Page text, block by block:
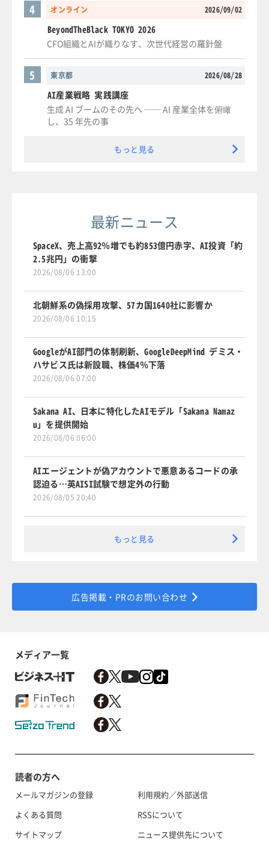
オンライン 2026/09/02
4
BeyondTheBlack TOKYO 2026
CFO組織とAIが織りなす、次世代経営の羅針盤
東京都 2026/08/28
5
AI産業戦略 実践講座
生成 AI ブームのその先へ ── AI 産業全体を俯瞰
し、35 年先の事
もっと見る
最新ニュース
SpaceX、売上高92％増でも約853億円赤字、AI投資「約
2.5兆円」の衝撃
2026/08/06 13:00
北朝鮮系の偽採用攻撃、57カ国1640社に影響か
2026/08/06 10:15
GoogleがAI部門の体制刷新、GoogleDeepMind デミス・
ハサビス氏は新設職、株価4％下落
2026/08/06 07:00
Sakana AI、日本に特化したAIモデル「Sakana Namaz
u」を提供開始
2026/08/06 06:00
AIエージェントが偽アカウントで悪意あるコードの承
認迫る…英AISI試験で想定外の行動
2026/08/05 20:40
もっと見る
広告掲載・PRのお問い合わせ
メディア一覧
読者の方へ
メールマガジンの登録
よくある質問
サイトマップ
利用規約／外部送信
RSSについて
ニュース提供先について